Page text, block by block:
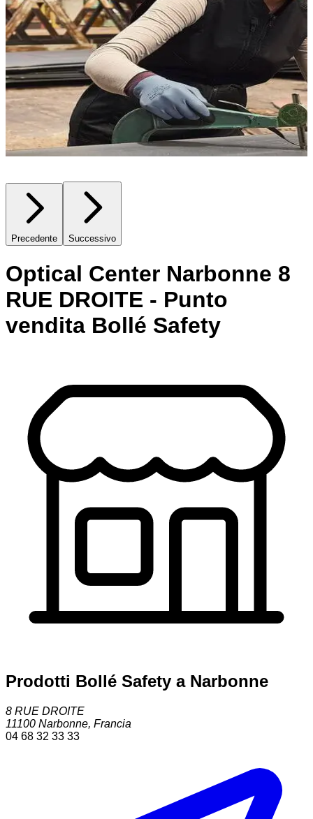
Precedente Successivo
Optical Center Narbonne 8
RUE DROITE - Punto
vendita Bollé Safety
Prodotti Bollé Safety a Narbonne
8 RUE DROITE
11100 Narbonne, Francia
04 68 32 33 33